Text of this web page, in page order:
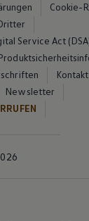
Cookie-
Service Act
Kontakt
Newsletter